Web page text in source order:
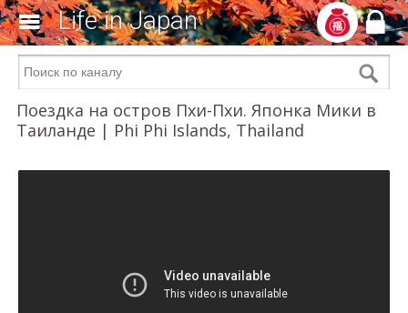
Life in Japan
Поездка на остров Пхи-Пхи. Японка Мики в
Таиланде | Phi Phi Islands, Thailand